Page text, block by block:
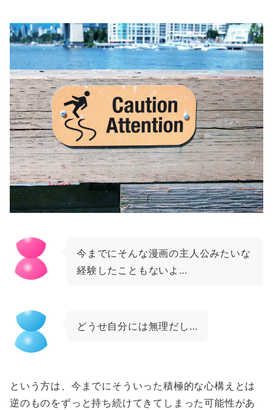
今までにそんな漫画の主人公みたいな
経験したこともないよ…
どうせ自分には無理だし…
という方は、今までにそういった積極的な心構えとは
逆のものをずっと持ち続けてきてしまった可能性があ